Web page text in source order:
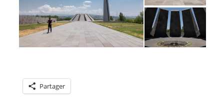
Partager